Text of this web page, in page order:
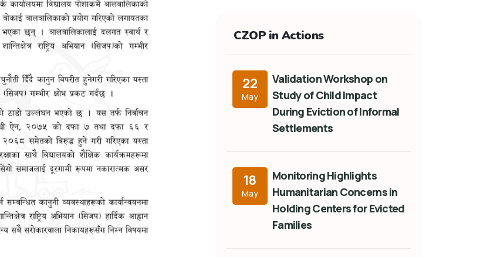
CZOP in Actions
22
May
Validation Workshop on
Study of Child Impact
During Eviction of Informal
Settlements
18
May
Monitoring Highlights
Humanitarian Concerns in
Holding Centers for Evicted
Families